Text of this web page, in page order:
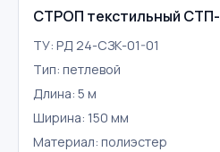
СТРОП текстильный СТП-
ТУ: РД 24-СЗК-01-01
Тип: петлевой
Длина: 5 м
Ширина: 150 мм
Материал: полиэстер